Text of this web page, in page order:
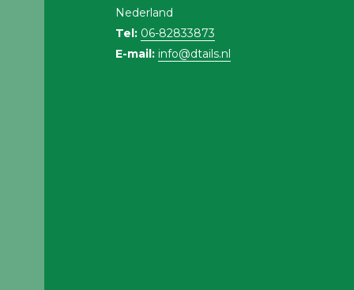
Nederland
Tel: 06-82833873
E-mail: info@dtails.nl